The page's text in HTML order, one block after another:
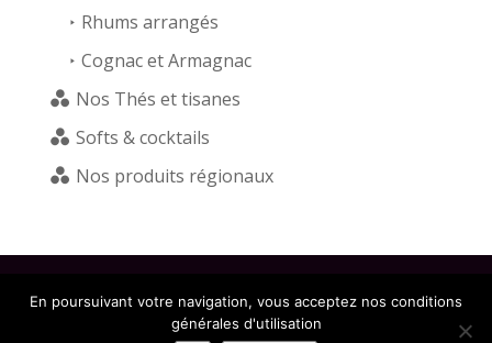
Rhums arrangés
Cognac et Armagnac
Nos Thés et tisanes
Softs & cocktails
Nos produits régionaux
L'abus d'alcool est dangereux pour la santé - A
En poursuivant votre navigation, vous acceptez nos conditions
générales d'utilisation